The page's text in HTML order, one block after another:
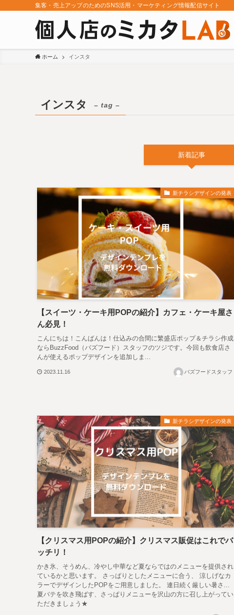
集客・売上アップのためのSNS活用・マーケティング情報配信サイト
ホーム インスタ
インスタ – tag –
新着記事
新チラシデザインの発表
【スイーツ・ケーキ用POPの紹介】カフェ・ケーキ屋さ
ん必見！
こんにちは！こんばんは！仕込みの合間に繁盛店ポップ＆チラシ作成
ならBuzzFood（バズフード）スタッフのツジです。今回も飲食店さ
んが使えるポップデザインを追加しま...
2023.11.16 バズフードスタッフ
新チラシデザインの発表
【クリスマス用POPの紹介】クリスマス販促はこれでバ
ッチリ！
かき氷、そうめん、冷やし中華など夏ならではのメニューを提供され
ているかと思います。 さっぱりとしたメニューに合う、 涼しげなカ
ラーでデザインしたPOPをご用意しました。 連日続く厳しい暑さ...
夏バテを吹き飛ばす、さっぱりメニューを沢山の方に召し上がってい
ただきましょう★